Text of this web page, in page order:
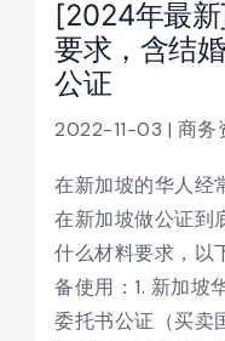
[2024年最
要求，含结
公证
2022-11-03 | 商务
在新加坡的华人经
在新加坡做公证到
什么材料要求，以
备使用：1. 新加坡
委托书公证（买卖